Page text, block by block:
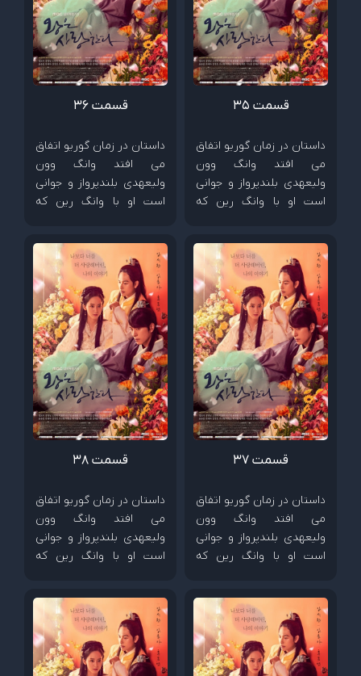
وانگ وون و وانگ رین
عاشق ایون سان میشوند
تغییر میکند و...
وانگ وون و وانگ رین
عاشق ایون سان میشوند
تغییر میکند و...
قسمت 35
داستان در زمان گوریو اتفاق
می افتد وانگ وون
ولیعهدی بلندپرواز و جوانی
است او با وانگ رین که
دختری به نام ایون سان
آشنا میشوند که دختر مردی
ثروتمند است . ایون سان و
وانگ وون و وانگ رین برای
یکدیگر دوستان خوبی می
شوند اما همه چیز بعد اینکه
وانگ وون و وانگ رین
عاشق ایون سان میشوند
تغییر میکند و...
قسمت 36
داستان در زمان گوریو اتفاق
می افتد وانگ وون
ولیعهدی بلندپرواز و جوانی
است او با وانگ رین که
دختری به نام ایون سان
آشنا میشوند که دختر مردی
ثروتمند است . ایون سان و
وانگ وون و وانگ رین برای
یکدیگر دوستان خوبی می
شوند اما همه چیز بعد اینکه
وانگ وون و وانگ رین
عاشق ایون سان میشوند
تغییر میکند و...
قسمت 37
داستان در زمان گوریو اتفاق
می افتد وانگ وون
ولیعهدی بلندپرواز و جوانی
است او با وانگ رین که
دختری به نام ایون سان
آشنا میشوند که دختر مردی
ثروتمند است . ایون سان و
وانگ وون و وانگ رین برای
قسمت 38
داستان در زمان گوریو اتفاق
می افتد وانگ وون
ولیعهدی بلندپرواز و جوانی
است او با وانگ رین که
دختری به نام ایون سان
آشنا میشوند که دختر مردی
ثروتمند است . ایون سان و
وانگ وون و وانگ رین برای